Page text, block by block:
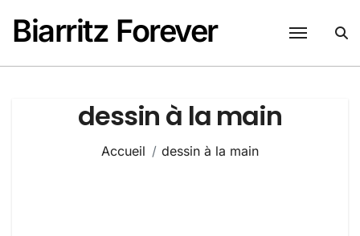
contenu
Biarritz Forever
dessin à la main
Accueil dessin à la main